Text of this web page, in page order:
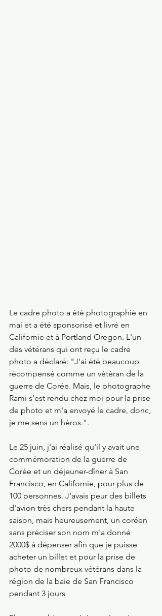
Le cadre photo a été photographié en
mai et a été sponsorisé et livré en
Californie et à Portland Oregon. L'un
des vétérans qui ont reçu le cadre
photo a déclaré: "J'ai été beaucoup
récompensé comme un vétéran de la
guerre de Corée. Mais, le photographe
Rami s’est rendu chez moi pour la prise
de photo et m'a envoyé le cadre, donc,
je me sens un héros.".
Le 25 juin, j'ai réalisé qu'il y avait une
commémoration de la guerre de
Corée et un déjeuner-dîner à San
Francisco, en Californie, pour plus de
100 personnes. J'avais peur des billets
d'avion très chers pendant la haute
saison, mais heureusement, un coréen
sans préciser son nom m'a donné
2000$ à dépenser afin que je puisse
acheter un billet et pour la prise de
photo de nombreux vétérans dans la
région de la baie de San Francisco
pendant 3 jours